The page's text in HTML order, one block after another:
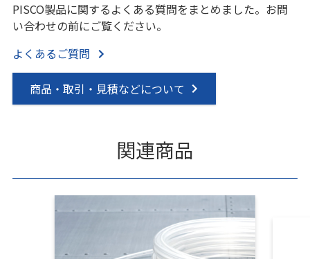
PISCO製品に関するよくある質問をまとめました。お問
い合わせの前にご覧ください。
よくあるご質問
商品・取引・見積などについて
関連商品